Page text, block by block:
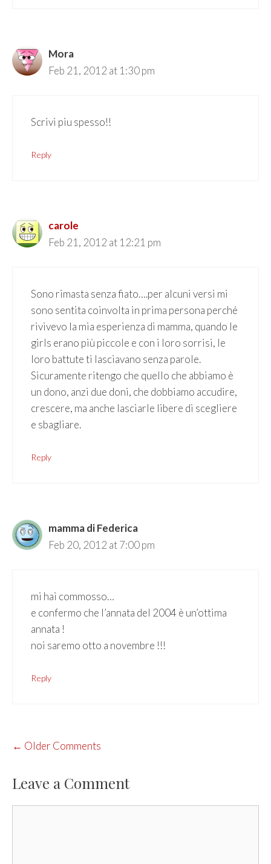
Mora
Feb 21, 2012 at 1:30 pm
Scrivi piu spesso!!
Reply
carole
Feb 21, 2012 at 12:21 pm
Sono rimasta senza fiato….per alcuni versi mi
sono sentita coinvolta in prima persona perché
rivivevo la mia esperienza di mamma, quando le
girls erano più piccole e con i loro sorrisi, le
loro battute ti lasciavano senza parole.
Sicuramente ritengo che quello che abbiamo è
un dono, anzi due doni, che dobbiamo accudire,
crescere, ma anche lasciarle libere di scegliere
e sbagliare.
Reply
mamma di Federica
Feb 20, 2012 at 7:00 pm
mi hai commosso…
e confermo che l’annata del 2004 è un’ottima
annata !
noi saremo otto a novembre !!!
Reply
COMMENT
← Older Comments
Leave a Comment